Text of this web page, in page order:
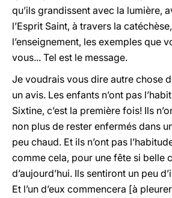
qu’ils grandissent avec la lumière,
l’Esprit Saint, à travers la catéchèse,
l’enseignement, les exemples que
vous... Tel est le message.
Je voudrais vous dire autre chose
un avis. Les enfants n’ont pas
Sixtine, c’est la première fois! Ils
non plus de rester enfermés dans
peu chaud. Et ils n’ont pas
comme cela, pour une fête si belle
d’aujourd’hui. Ils sentiront un peu
Et l’un d’eux commencera [à